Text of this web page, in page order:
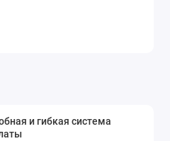
и гибкая система